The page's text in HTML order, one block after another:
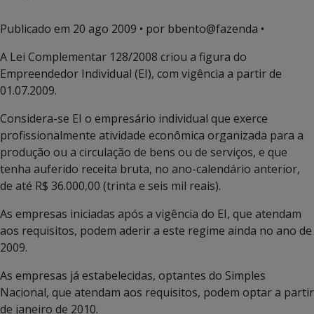
Publicado em 20 ago 2009 • por bbento@fazenda •
A Lei Complementar 128/2008 criou a figura do
Empreendedor Individual (EI), com vigência a partir de
01.07.2009.
Considera-se EI o empresário individual que exerce
profissionalmente atividade econômica organizada para a
produção ou a circulação de bens ou de serviços, e que
tenha auferido receita bruta, no ano-calendário anterior,
de até R$ 36.000,00 (trinta e seis mil reais).
As empresas iniciadas após a vigência do EI, que atendam
aos requisitos, podem aderir a este regime ainda no ano de
2009.
As empresas já estabelecidas, optantes do Simples
Nacional, que atendam aos requisitos, podem optar a partir
de janeiro de 2010.